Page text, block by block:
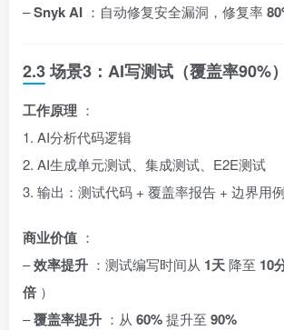
–Snyk AI ：自动修复安全漏洞，修复率
2.3 场景3：AI写测试（覆盖率90%）
工作原理 ：
1. AI分析代码逻辑
2. AI生成单元测试、集成测试、E2E测试
3. 输出：测试代码 + 覆盖率报告 + 边界用例
商业价值 ：
–效率提升 ：测试编写时间从 1天降至 10
倍 ）
–覆盖率提升 ：从 60%提升至 90%